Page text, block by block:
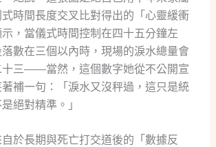
時間長度交叉比對得出的「心靈緩衝
，當儀式時間控制在四十五分鐘左
數在三個以內時，現場的淚水總量會
十三——當然，這個數字她從不公開宣
補一句：「淚水又沒秤過，這只是統
絕對精準。」
於長期與死亡打交道後的「數據反